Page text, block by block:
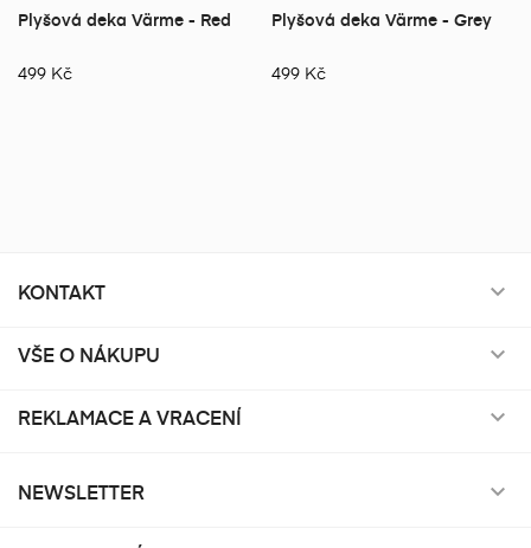
Plyšová deka Värme - Red
499 Kč
Plyšová deka Värme - Grey
499 Kč
KONTAKT 
VŠE O NÁKUPU 
REKLAMACE A VRACENÍ 
NEWSLETTER 